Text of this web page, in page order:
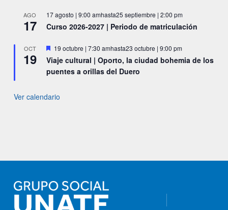
AGO
17
17 agosto | 9:00 amhasta25 septiembre | 2:00 pm
Curso 2026-2027 | Periodo de matriculación
OCT
19
Destacado
19 octubre | 7:30 amhasta23 octubre | 9:00 pm
Viaje cultural | Oporto, la ciudad bohemia de los
puentes a orillas del Duero
Ver calendario